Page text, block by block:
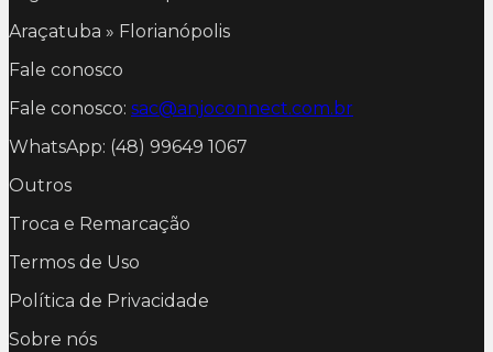
Araçatuba » Florianópolis
Fale conosco
Fale conosco: sac@anjoconnect.com.br
WhatsApp: (48) 99649 1067
Outros
Troca e Remarcação
Termos de Uso
Política de Privacidade
Sobre nós